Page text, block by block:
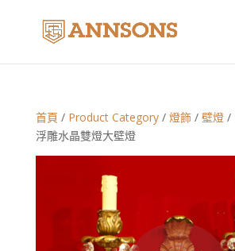
首頁 / Product Category/ 燈飾/ 壁燈/
浮雕水晶雙燈大壁燈